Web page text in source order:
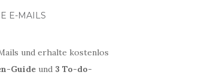
E-MAILS
und erhalte kostenlos
Guideund 3 To-do-